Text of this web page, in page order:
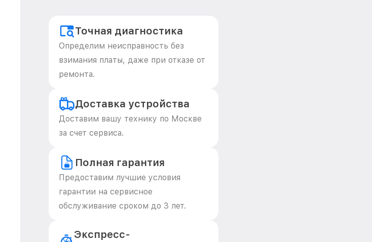
Точная диагностика
Определим неисправность без
взимания платы, даже при отказе от
ремонта.
Доставка устройства
Доставим вашу технику по Москве
за счет сервиса.
Полная гарантия
Предоставим лучшие условия
гарантии на сервисное
обслуживание сроком до 3 лет.
Экспресс-